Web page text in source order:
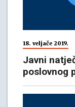
18. veljače 2019.
Javni
poslovnog